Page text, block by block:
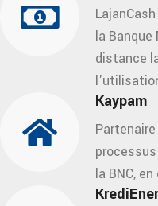
la Banque
distance
Kaypam
la BNC,